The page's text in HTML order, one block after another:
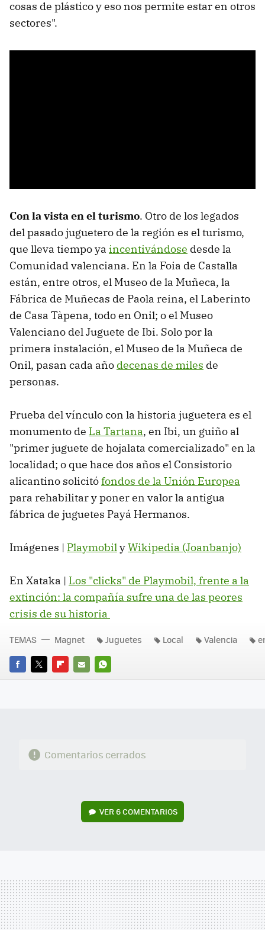
cosas de plástico y eso nos permite estar en otros
sectores".
Con la vista en el turismo. Otro de los legados
del pasado juguetero de la región es el turismo,
que lleva tiempo ya incentivándose desde la
Comunidad valenciana. En la Foia de Castalla
están, entre otros, el Museo de la Muñeca, la
Fábrica de Muñecas de Paola reina, el Laberinto
de Casa Tàpena, todo en Onil; o el Museo
Valenciano del Juguete de Ibi. Solo por la
primera instalación, el Museo de la Muñeca de
Onil, pasan cada año decenas de miles de
personas.
Prueba del vínculo con la historia juguetera es el
monumento de La Tartana, en Ibi, un guiño al
"primer juguete de hojalata comercializado" en la
localidad; o que hace dos años el Consistorio
alicantino solicitófondos de la Unión Europea
para rehabilitar y poner en valor la antigua
fábrica de juguetes Payá Hermanos.
Imágenes | PlaymobilyWikipedia (Joanbanjo)
En Xataka | Los "clicks" de Playmobil, frente a la
extinción: la compañía sufre una de las peores
crisis de su historia
FACEBOOK
TWITTERFLIPBOARD
E-
WHATSAPP
TEMAS Magnet Juguetes Local Valencia
Comentarios cerrados
VER6 COMENTARIOS